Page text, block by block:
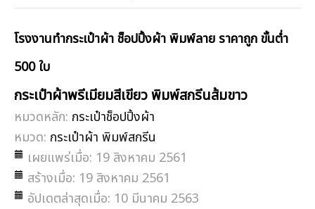
โรงงานทำกระเป๋าผ้า ช็อปปิ้งผ้า พิมพ์ลาย ราคาถูก ขั้นต่ำ
500 ใบ
กระเป๋าผ้าพรีเมียมสีเขียว พิมพ์สกรีนส้มขาว
หมวดหลัก: กระเป๋าช็อปปิ้งผ้า
หมวด: กระเป๋าผ้า พิมพ์สกรีน
เผยแพร่เมื่อ: 19 สิงหาคม 2561
สร้างเมื่อ: 19 สิงหาคม 2561
อัปเดตล่าสุดเมื่อ: 10 มีนาคม 2563